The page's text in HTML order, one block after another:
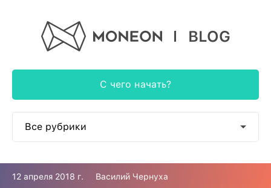
BLOG
Все рубрики
С чего начать?
12 апреля 2018 г. Василий Чернуха